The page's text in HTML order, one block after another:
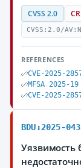
CVSS 2.0
CVSS:2.0/
REFERENCES
CVE-2025-
MFSA 2025-19
CVE-2025-
BDU:2025-
Уязвимость